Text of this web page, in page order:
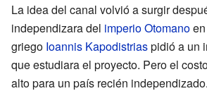
La idea del canal volvió a surgir
independizara del imperio Otomano
griego Ioannis Kapodistriaspidió a un
que estudiara el proyecto. Pero el
alto para un país recién independizado.